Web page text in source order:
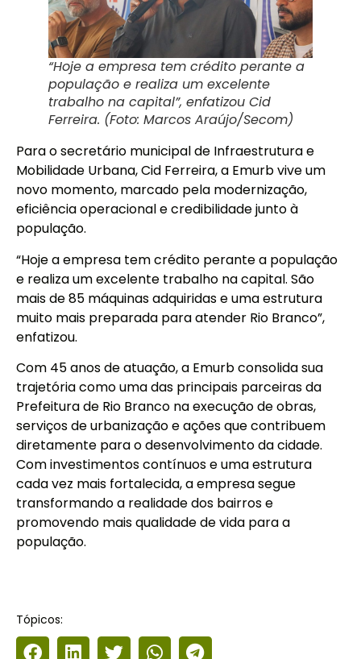
“Hoje a empresa tem crédito perante a
população e realiza um excelente
trabalho na capital”, enfatizou Cid
Ferreira. (Foto: Marcos Araújo/Secom)
Para o secretário municipal de Infraestrutura e
Mobilidade Urbana, Cid Ferreira, a Emurb vive um
novo momento, marcado pela modernização,
eficiência operacional e credibilidade junto à
população.
“Hoje a empresa tem crédito perante a população
e realiza um excelente trabalho na capital. São
mais de 85 máquinas adquiridas e uma estrutura
muito mais preparada para atender Rio Branco”,
enfatizou.
Com 45 anos de atuação, a Emurb consolida sua
trajetória como uma das principais parceiras da
Prefeitura de Rio Branco na execução de obras,
serviços de urbanização e ações que contribuem
diretamente para o desenvolvimento da cidade.
Com investimentos contínuos e uma estrutura
cada vez mais fortalecida, a empresa segue
transformando a realidade dos bairros e
promovendo mais qualidade de vida para a
população.
Tópicos: